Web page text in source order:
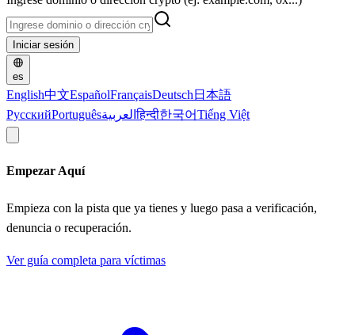
Iniciar sesión
es
English中文EspañolFrançaisDeutsch 日本語
РусскийPortuguêsالعربيةहिन्दी한국어Tiếng Việt
Empezar Aquí
Empieza con la pista que ya tienes y luego pasa a verificación,
denuncia o recuperación.
Ver guía completa para víctimas